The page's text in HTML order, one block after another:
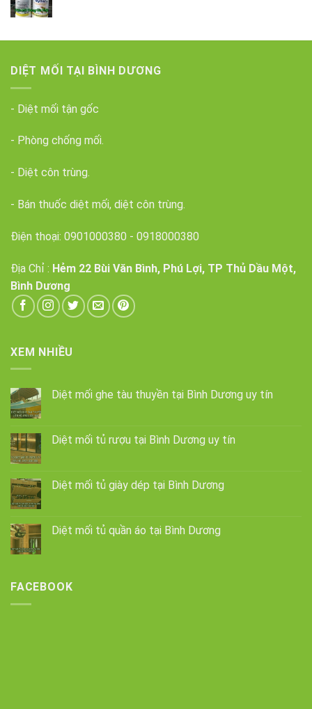
DIỆT MỐI TẠI BÌNH DƯƠNG
- Diệt mối tận gốc
- Phòng chống mối.
- Diệt côn trùng.
- Bán thuốc diệt mối, diệt côn trùng.
Điện thoại: 0901000380 - 0918000380
Địa Chỉ : Hẻm 22 Bùi Văn Bình, Phú Lợi, TP Thủ Dầu Một,
Bình Dương
XEM NHIỀU
Diệt mối ghe tàu thuyền tại Bình Dương uy tín
Diệt mối tủ rượu tại Bình Dương uy tín
Diệt mối tủ giày dép tại Bình Dương
Diệt mối tủ quần áo tại Bình Dương
FACEBOOK